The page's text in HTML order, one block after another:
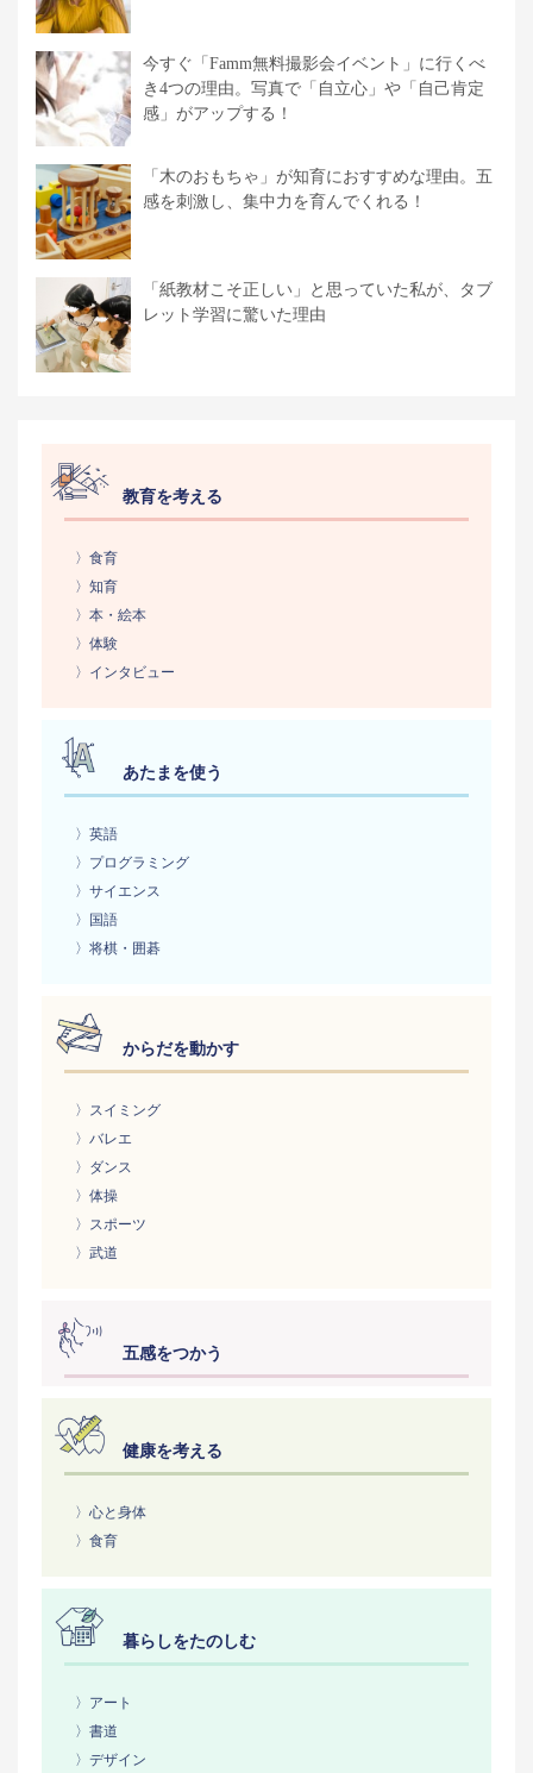
今すぐ「Famm無料撮影会イベント」に行くべ
き4つの理由。写真で「自立心」や「自己肯定
感」がアップする！
「木のおもちゃ」が知育におすすめな理由。五
感を刺激し、集中力を育んでくれる！
「紙教材こそ正しい」と思っていた私が、タブ
レット学習に驚いた理由
教育を考える
〉食育
〉知育
〉本・絵本
〉体験
〉インタビュー
あたまを使う
〉英語
〉プログラミング
〉サイエンス
〉国語
〉将棋・囲碁
からだを動かす
〉スイミング
〉バレエ
〉ダンス
〉体操
〉スポーツ
〉武道
五感をつかう
健康を考える
〉心と身体
〉食育
暮らしをたのしむ
〉アート
〉書道
〉デザイン